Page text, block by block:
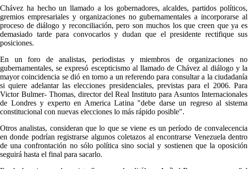
Chávez ha hecho un llamado a los gobernadores, alcaldes, partidos políticos,
gremios empresariales y organizaciones no gubernamentales a incorporarse al
proceso de diálogo y reconciliación, pero son muchos los que creen que ya es
demasiado tarde para convocarlos y dudan que el presidente rectifique sus
posiciones.
En un foro de analistas, periodistas y miembros de organizaciones no
gubernamentales, se expresó escepticismo al llamado de Chávez al diálogo y la
mayor coincidencia se dió en torno a un referendo para consultar a la ciudadanía
si quiere adelantar las elecciones presidenciales, previstas para el 2006. Para
Victor Bulmer- Thomas, director del Real Instituto para Asuntos Internacionales
de Londres y experto en America Latina "debe darse un regreso al sistema
constitucional con nuevas elecciones lo más rápido posible".
Otros analistas, consideran que lo que se viene es un período de convalecencia
en donde podrían registrarse algunos coletazos al encontrarse Venezuela dentro
de una confrontación no sólo política sino social y sostienen que la oposición
seguirá hasta el final para sacarlo.